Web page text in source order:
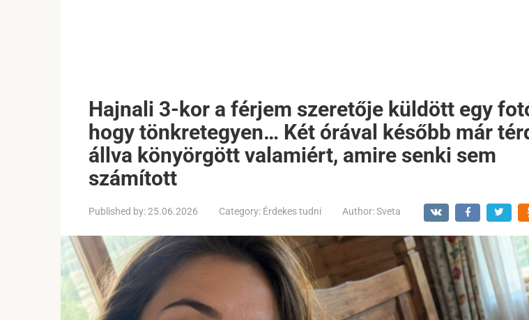
Hajnali 3-kor a férjem szeretője küldött egy
hogy tönkretegyen… Két órával később már
állva könyörgött valamiért, amire senki sem
számított
Published by:25.06.2026 Category: Érdekes tudni Author:Sveta